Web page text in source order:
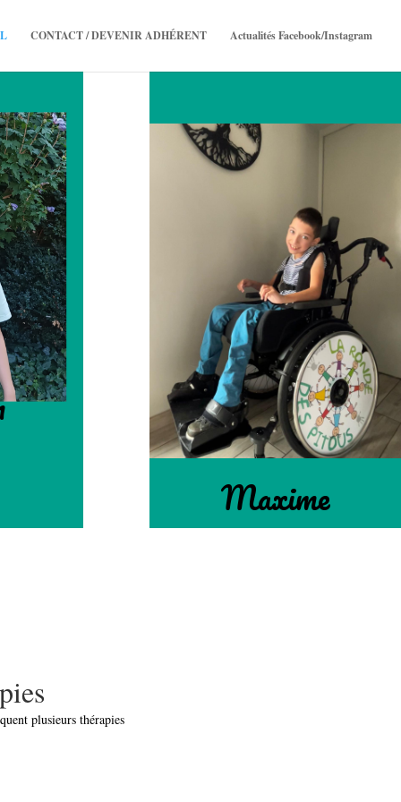
CONTACT / DEVENIR ADHÉRENT Actualités Facebook/Instagram
Maxime
plusieurs thérapies